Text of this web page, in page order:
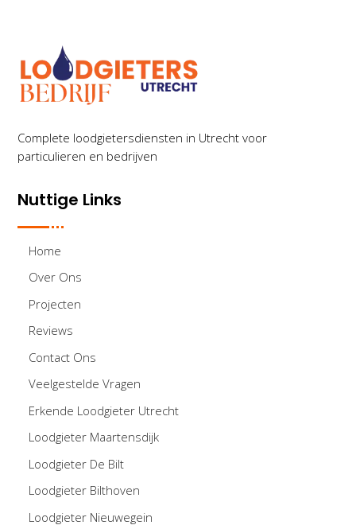
Complete loodgietersdiensten in Utrecht voor
particulieren en bedrijven
Nuttige Links
Home
Over Ons
Projecten
Reviews
Contact Ons
Veelgestelde Vragen
Erkende Loodgieter Utrecht
Loodgieter Maartensdijk
Loodgieter De Bilt
Loodgieter Bilthoven
Loodgieter Nieuwegein